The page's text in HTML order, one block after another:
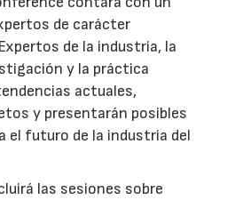
de carácter
de la industria, la
y la práctica
actuales,
y presentarán posibles
el futuro de la industria del
las sesiones sobre